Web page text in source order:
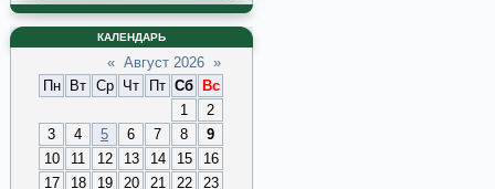
КАЛЕНДАРЬ
« Август 2026 »
Пн
Вт Ср Чт Пт Сб
Вс
1
2
3
4 5 6 7 8
9
10
11 12 13 14 15
16
17
18 19 20 21 22
23